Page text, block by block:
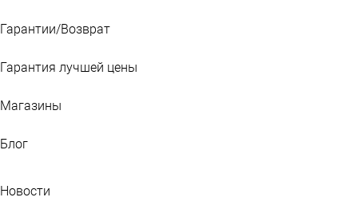
Гарантии/Возврат
Гарантия лучшей цены
Магазины
Блог
Новости